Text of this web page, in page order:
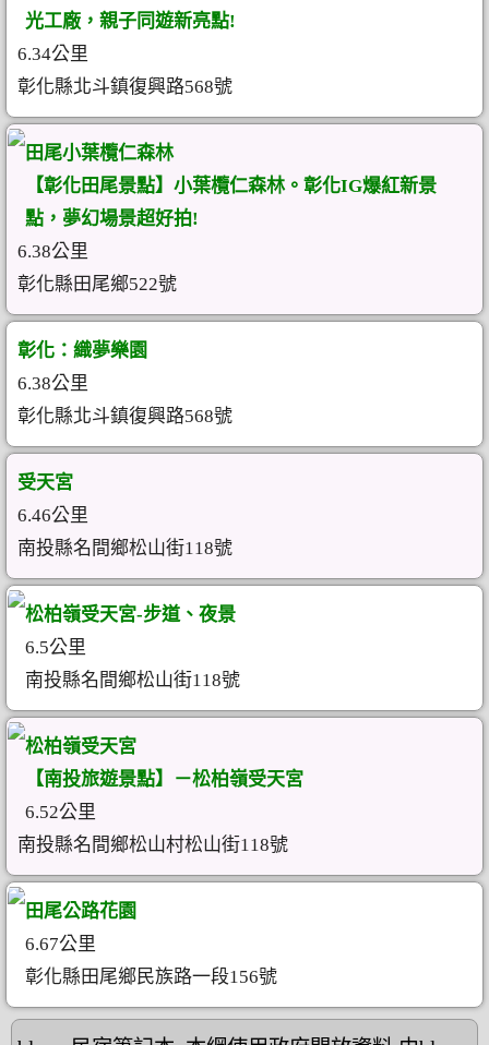
光工廠，親子同遊新亮點!
6.34公里
彰化縣北斗鎮復興路568號
田尾小葉欖仁森林
【彰化田尾景點】小葉欖仁森林。彰化IG爆紅新景
點，夢幻場景超好拍!
6.38公里
彰化縣田尾鄉522號
彰化：織夢樂園
6.38公里
彰化縣北斗鎮復興路568號
受天宮
6.46公里
南投縣名間鄉松山街118號
松柏嶺受天宮-步道、夜景
6.5公里
南投縣名間鄉松山街118號
松柏嶺受天宮
【南投旅遊景點】－松柏嶺受天宮
6.52公里
南投縣名間鄉松山村松山街118號
田尾公路花園
6.67公里
彰化縣田尾鄉民族路一段156號